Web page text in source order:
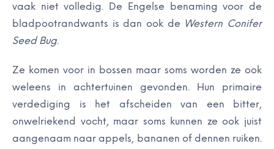
vaak niet volledig. De Engelse benaming voor de
bladpootrandwants is dan ook de Western Conifer
Seed Bug.
Ze komen voor in bossen maar soms worden ze ook
weleens in achtertuinen gevonden. Hun primaire
verdediging is het afscheiden van een bitter,
onwelriekend vocht, maar soms kunnen ze ook juist
aangenaam naar appels, bananen of dennen ruiken.